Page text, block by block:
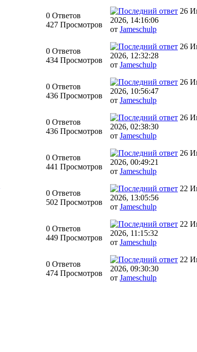
0 Ответов
427 Просмотров
26
2026, 14:16:06
от Jameschulp
0 Ответов
434 Просмотров
26
2026, 12:32:28
от Jameschulp
0 Ответов
436 Просмотров
26
2026, 10:56:47
от Jameschulp
0 Ответов
436 Просмотров
26
2026, 02:38:30
от Jameschulp
0 Ответов
441 Просмотров
26
2026, 00:49:21
от Jameschulp
0 Ответов
502 Просмотров
22
2026, 13:05:56
от Jameschulp
0 Ответов
449 Просмотров
22
2026, 11:15:32
от Jameschulp
0 Ответов
474 Просмотров
22
2026, 09:30:30
от Jameschulp